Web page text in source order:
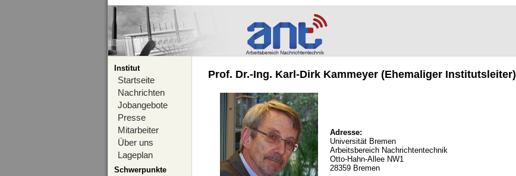
Institut
Startseite
Nachrichten
Jobangebote
Presse
Mitarbeiter
Über uns
Lageplan
Schwerpunkte
Prof. Dr.-Ing. Karl-Dirk Kammeyer (Ehemaliger Institutsleiter)
Adresse:
Universität Bremen
Arbeitsbereich Nachrichtentechnik
Otto-Hahn-Allee NW1
28359 Bremen